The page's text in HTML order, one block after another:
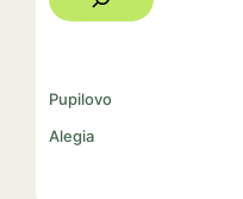
Pupilovo
Alegia